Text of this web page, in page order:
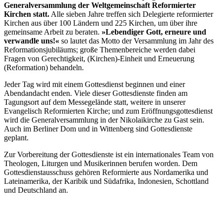
Generalversammlung der Weltgemeinschaft Reformierter
Kirchen statt.Alle sieben Jahre treffen sich Delegierte reformierter
Kirchen aus über 100 Ländern und 225 Kirchen, um über ihre
gemeinsame Arbeit zu beraten. »Lebendiger Gott, erneure und
verwandle uns!« so lautet das Motto der Versammlung im Jahr des
Reformationsjubiläums; große Themenbereiche werden dabei
Fragen von Gerechtigkeit, (Kirchen)-Einheit und Erneuerung
(Reformation) behandeln.
Jeder Tag wird mit einem Gottesdienst beginnen und einer
Abendandacht enden. Viele dieser Gottesdienste finden am
Tagungsort auf dem Messegelände statt, weitere in unserer
Evangelisch Reformierten Kirche; und zum Eröffnungsgottesdienst
wird die Generalversammlung in der Nikolaikirche zu Gast sein.
Auch im Berliner Dom und in Wittenberg sind Gottesdienste
geplant.
Zur Vorbereitung der Gottesdienste ist ein internationales Team von
Theologen, Liturgen und Musikerinnen berufen worden. Dem
Gottesdienstausschuss gehören Reformierte aus Nordamerika und
Lateinamerika, der Karibik und Südafrika, Indonesien, Schottland
und Deutschland an.